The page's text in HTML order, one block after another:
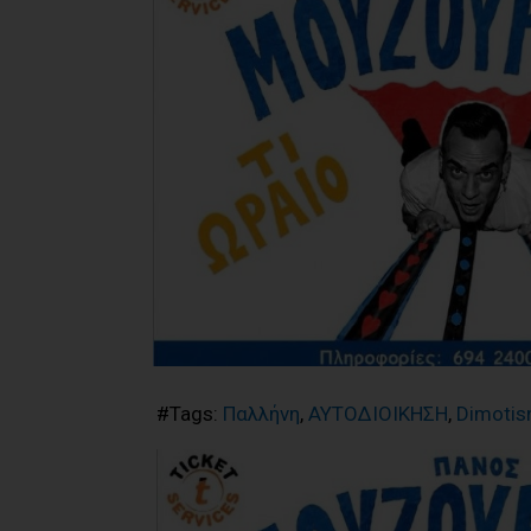
#Tags: Παλλήνη, ΑΥΤΟΔΙΟΙΚΗΣΗ,